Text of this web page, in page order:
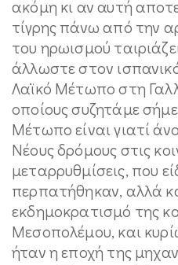
ακόμη κι αν αυτή
τίγρης πάνω από την
του ηρωισμού
άλλωστε στον
Λαϊκό Μέτωπο στη
οποίους συζητάμε
Μέτωπο είναι γιατί
Νέους δρόμους στις
μεταρρυθμίσεις, που
περπατήθηκαν, αλλά
εκδημοκρατισμό της
Μεσοπολέμου, και
ήταν η εποχή της